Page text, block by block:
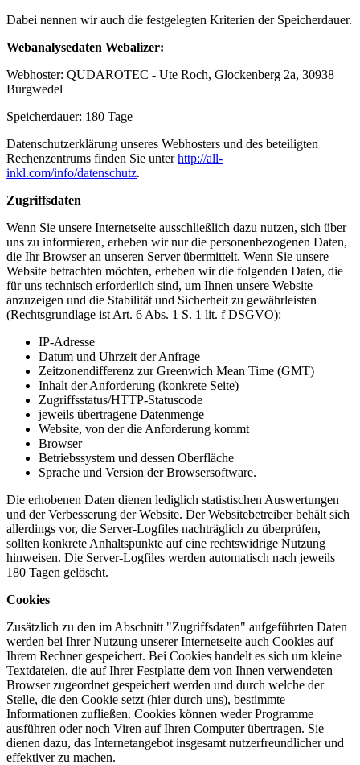
Dabei nennen wir auch die festgelegten Kriterien der Speicherdauer.
Webanalysedaten Webalizer:
Webhoster: QUDAROTEC - Ute Roch, Glockenberg 2a, 30938
Burgwedel
Speicherdauer: 180 Tage
Datenschutzerklärung unseres Webhosters und des beteiligten
Rechenzentrums finden Sie unterhttp://all-
inkl.com/info/datenschutz.
Zugriffsdaten
Wenn Sie unsere Internetseite ausschließlich dazu nutzen, sich über
uns zu informieren, erheben wir nur die personenbezogenen Daten,
die Ihr Browser an unseren Server übermittelt. Wenn Sie unsere
Website betrachten möchten, erheben wir die folgenden Daten, die
für uns technisch erforderlich sind, um Ihnen unsere Website
anzuzeigen und die Stabilität und Sicherheit zu gewährleisten
(Rechtsgrundlage ist Art. 6 Abs. 1 S. 1 lit. f DSGVO):
IP-Adresse
Datum und Uhrzeit der Anfrage
Zeitzonendifferenz zur Greenwich Mean Time (GMT)
Inhalt der Anforderung (konkrete Seite)
Zugriffsstatus/HTTP-Statuscode
jeweils übertragene Datenmenge
Website, von der die Anforderung kommt
Browser
Betriebssystem und dessen Oberfläche
Sprache und Version der Browsersoftware.
Die erhobenen Daten dienen lediglich statistischen Auswertungen
und der Verbesserung der Website. Der Websitebetreiber behält sich
allerdings vor, die Server-Logfiles nachträglich zu überprüfen,
sollten konkrete Anhaltspunkte auf eine rechtswidrige Nutzung
hinweisen. Die Server-Logfiles werden automatisch nach jeweils
180 Tagen gelöscht.
Cookies
Zusätzlich zu den im Abschnitt "Zugriffsdaten" aufgeführten Daten
werden bei Ihrer Nutzung unserer Internetseite auch Cookies auf
Ihrem Rechner gespeichert. Bei Cookies handelt es sich um kleine
Textdateien, die auf Ihrer Festplatte dem von Ihnen verwendeten
Browser zugeordnet gespeichert werden und durch welche der
Stelle, die den Cookie setzt (hier durch uns), bestimmte
Informationen zufließen. Cookies können weder Programme
ausführen oder noch Viren auf Ihren Computer übertragen. Sie
dienen dazu, das Internetangebot insgesamt nutzerfreundlicher und
effektiver zu machen.